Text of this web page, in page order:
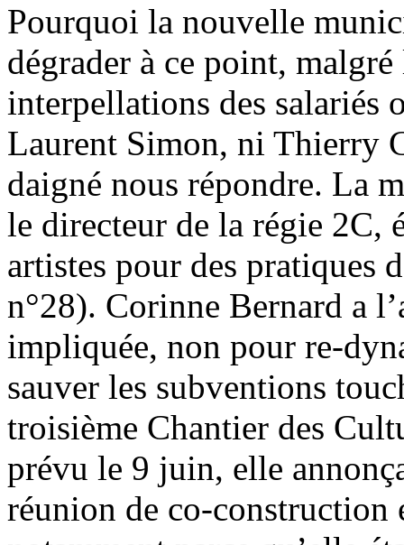
Pourquoi la nouvelle
dégrader à ce point,
interpellations des salariés
Laurent Simon, ni Thierry
daigné nous répondre. La
le directeur de la régie 2C,
artistes pour des pratiques
n°28). Corinne Bernard a
impliquée, non pour re-
sauver les subventions
troisième Chantier des
prévu le 9 juin, elle
réunion de co-construction